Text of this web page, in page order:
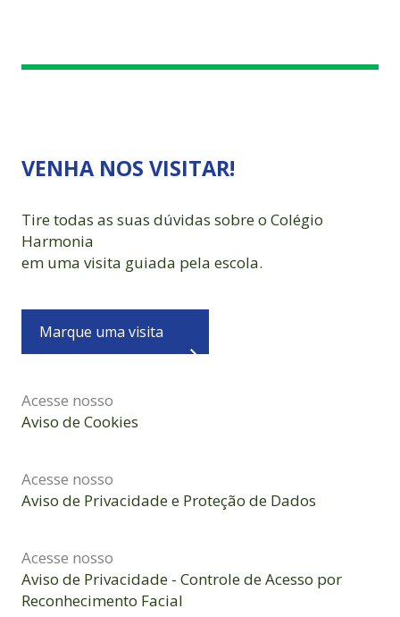
VENHA NOS VISITAR!
Tire todas as suas dúvidas sobre o Colégio
Harmonia
em uma visita guiada pela escola.
Marque uma visita
Acesse nosso
Aviso de Cookies
Acesse nosso
Aviso de Privacidade e Proteção de Dados
Acesse nosso
Aviso de Privacidade - Controle de Acesso por
Reconhecimento Facial